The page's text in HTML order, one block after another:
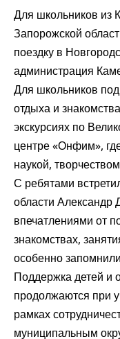
Для школьников из
Запорожской
поездку в
администрация
Для школьников
отдыха и
экскурсиях по
центре «Онфим»,
наукой,
С ребятами
области Александр
впечатлениями от
знакомствах,
особенно
Поддержка детей и
продолжаются при
рамках
муниципальным